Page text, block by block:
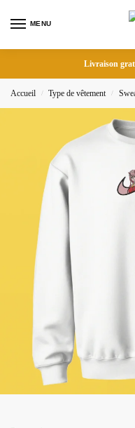
MENU
Livraison
Accueil / Type de vêtement /